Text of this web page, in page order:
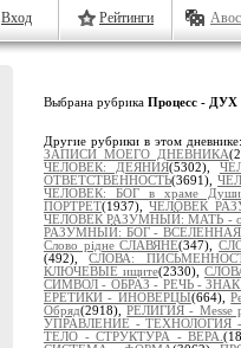
Вход Рейтинги
Выбрана рубрика Процесс -
Другие рубрики в этом
ЗАПИСИ МОЕГО ДНЕВНИКА
ЧЕЛОВЕК: ДЕЯНИЯ(5302),
ОТВЕТСТВЕННОСТЬ(3691),
ЧЕЛОВЕК: БОГ в храме Души
ПОРТРЕТ(1937),ЧЕЛОВЕК
ЧЕЛОВЕК РАЗУМНЫЙ: МАТЬ -
РАЗУМНЫЙ: БОГ - ВСЕЛЕННАЯ
Слово рідне СЛАВЯНЕ(347),
(492),СЛОВА:
КЛЮЧЕВЫЕ ищите(2330),
СИМВОЛ - ОБРАЗ - РЕЧЬ -
ЕРЕТИКИ - ИНОВЕРЦЫ(664),
Обряд(2918),РЕЛИГИЯ - Messe
УПРАВЛЕНИЕ - ТЕХНОЛОГИЯ -
ТЕЛО - СТРУКТУРА - ВЕРА.